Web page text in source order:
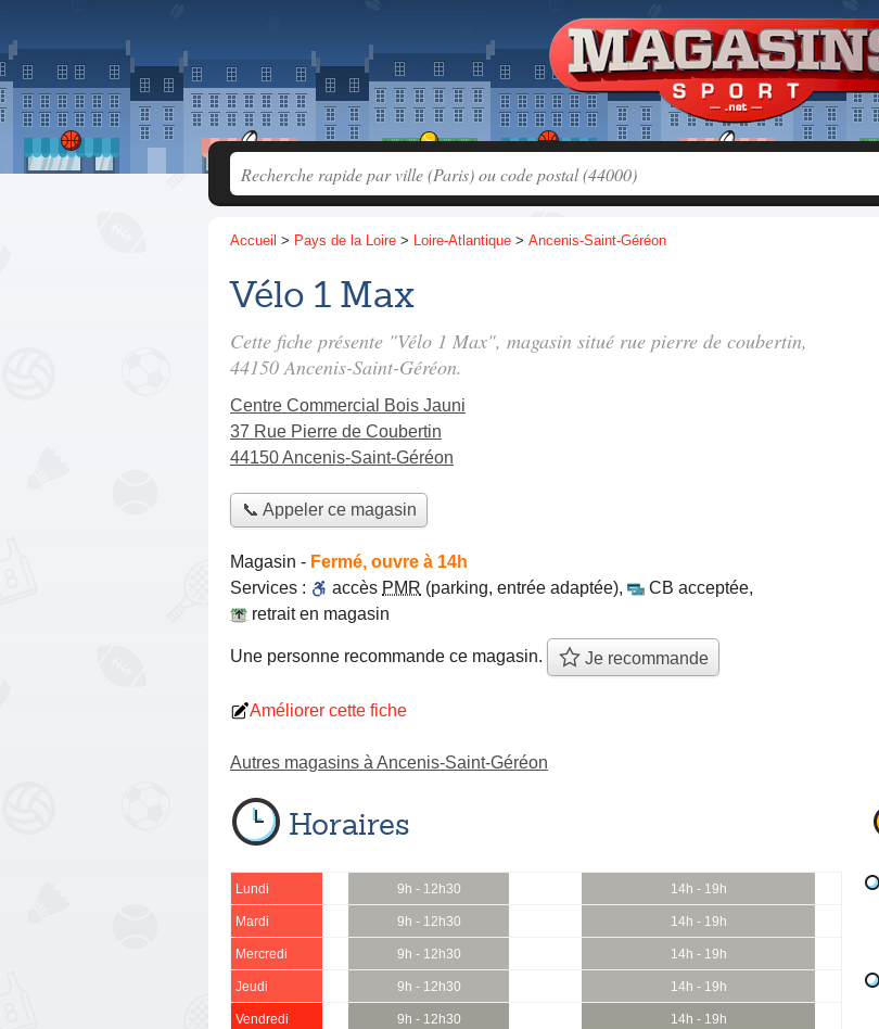
Accueil > Pays de la Loire > Loire-Atlantique > Ancenis-Saint-Géréon
Vélo 1 Max
Cette fiche présente "Vélo 1 Max", magasin situé rue pierre de coubertin,
44150 Ancenis-Saint-Géréon.
Centre Commercial Bois Jauni
37 Rue Pierre de Coubertin
44150 Ancenis-Saint-Géréon
📞 Appeler ce magasin
Magasin - Fermé, ouvre à 14h
Services :
accès PMR (parking, entrée adaptée), CB acceptée,
retrait en magasin
Une personne recommande ce magasin. Je recommande
Améliorer cette fiche
Autres magasins à Ancenis-Saint-Géréon
Horaires
Lundi 9h - 12h30 14h - 19h
Mardi 9h - 12h30 14h - 19h
Mercredi 9h - 12h30 14h - 19h
Jeudi 9h - 12h30 14h - 19h
Vendredi 9h - 12h30 14h - 19h